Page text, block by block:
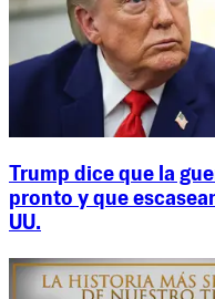
Trump dice que la
pronto y que
UU.